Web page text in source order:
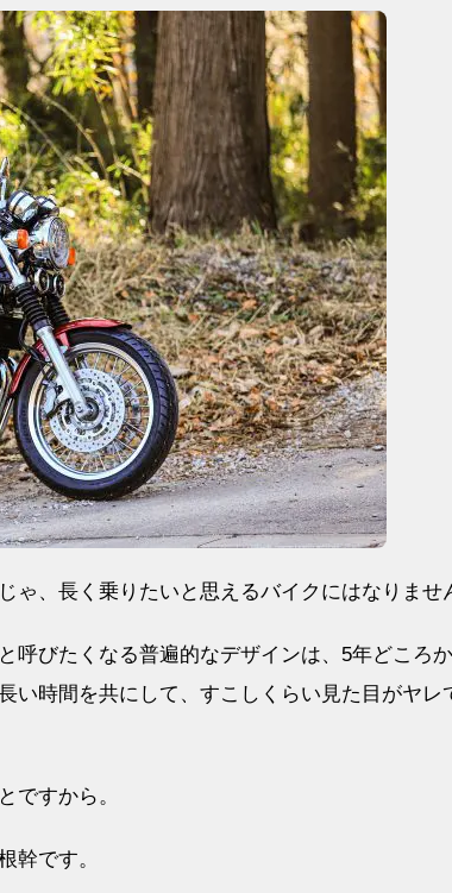
ゃ、長く乗りたいと思えるバイクにはなりませ
呼びたくなる普遍的なデザインは、5年どころ
い時間を共にして、すこしくらい見た目がヤレ
ですから。
幹です。